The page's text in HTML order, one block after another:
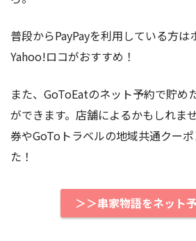
普段からPayPayを利用している方は
Yahoo!ロコがおすすめ！
また、GoToEatのネット予約で貯め
ができます。店舗によるかもしれま
券やGoToトラベルの地域共通クー
た！
＞＞串家物語をネット